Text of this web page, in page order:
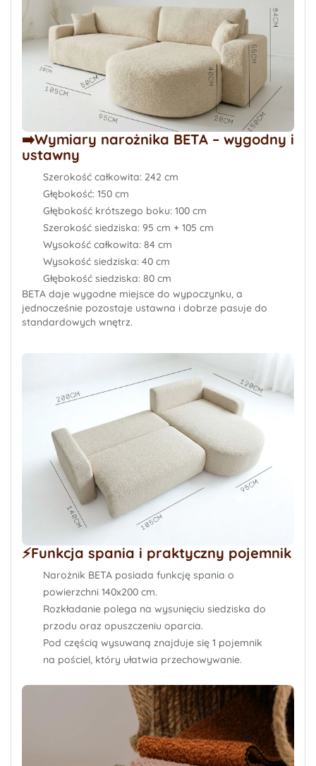
➡️Wymiary narożnika BETA – wygodny i
ustawny
Szerokość całkowita: 242 cm
Głębokość: 150 cm
Głębokość krótszego boku: 100 cm
Szerokość siedziska: 95 cm + 105 cm
Wysokość całkowita: 84 cm
Wysokość siedziska: 40 cm
Głębokość siedziska: 80 cm
BETA daje wygodne miejsce do wypoczynku, a
jednocześnie pozostaje ustawna i dobrze pasuje do
standardowych wnętrz.
⚡️Funkcja spania i praktyczny pojemnik
Narożnik BETA posiada funkcję spania o
powierzchni 140x200 cm.
Rozkładanie polega na wysunięciu siedziska do
przodu oraz opuszczeniu oparcia.
Pod częścią wysuwaną znajduje się 1 pojemnik
na pościel , który ułatwia przechowywanie.